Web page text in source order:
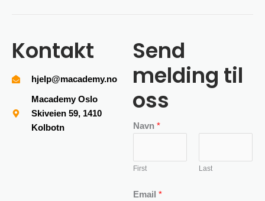
Kontakt
hjelp@macademy.no
Macademy Oslo
Skiveien 59, 1410
Kolbotn
Send
melding til
oss
Navn *
First Last
Email *